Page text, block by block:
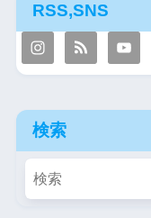
RSS,SNS
検索